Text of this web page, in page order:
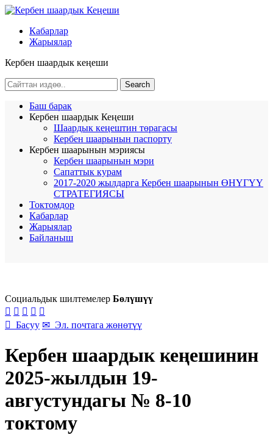
Кабарлар
Жарыялар
Кербен шаардык кеңеши
Баш барак
Кербен шаардык Кеңеши
Шаардык кеңештин төрагасы
Кербен шаарынын паспорту
Кербен шаарынын мэриясы
Кербен шаарынын мэри
Сапаттык курам
2017-2020 жылдарга Кербен шаарынын ӨНҮГҮҮ
СТРАТЕГИЯСЫ
Токтомдор
Кабарлар
Жарыялар
Байланыш
Социальдык шилтемелер Бөлүшүү
    
 Басуу ✉ Эл. почтага жөнөтүү
Кербен шаардык кеңешинин
2025-жылдын 19-
августундагы № 8-10
токтому